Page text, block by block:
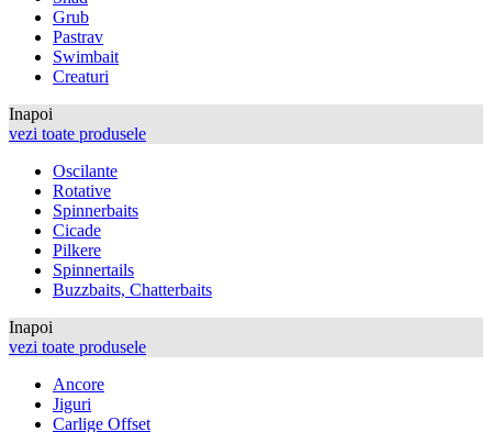
Grub
Pastrav
Swimbait
Creaturi
Inapoi
vezi toate produsele
Oscilante
Rotative
Spinnerbaits
Cicade
Pilkere
Spinnertails
Buzzbaits, Chatterbaits
Inapoi
vezi toate produsele
Ancore
Jiguri
Carlige Offset